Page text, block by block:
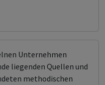
Unternehmen
liegenden Quellen und
methodischen